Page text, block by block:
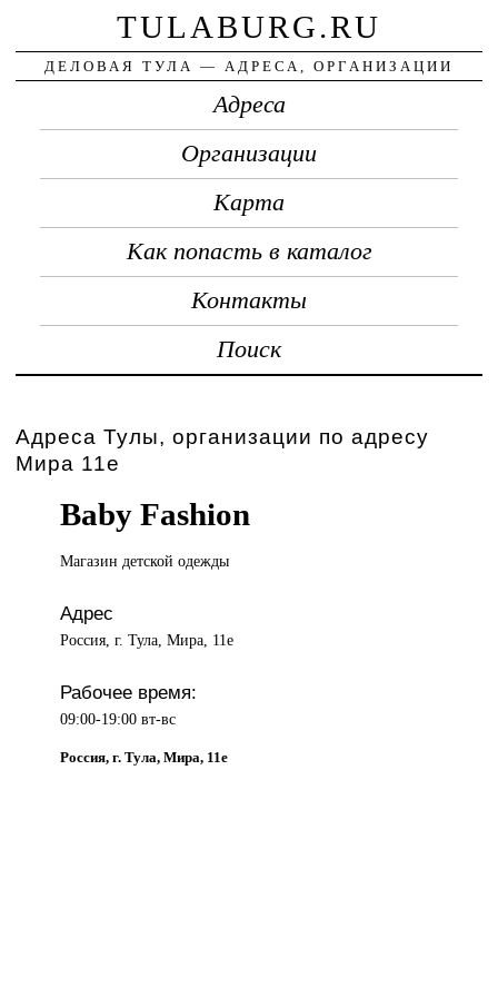
TULABURG.RU
ДЕЛОВАЯ ТУЛА — АДРЕСА, ОРГАНИЗАЦИИ
Адреса
Организации
Карта
Как попасть в каталог
Контакты
Поиск
Адреса Тулы, организации по адресу
Мира 11е
Baby Fashion
Магазин детскойодежды
Адрес
Россия, г. Тула, Мира, 11е
Рабочее время:
09:00-19:00 вт-вс
Россия, г. Тула, Мира, 11е